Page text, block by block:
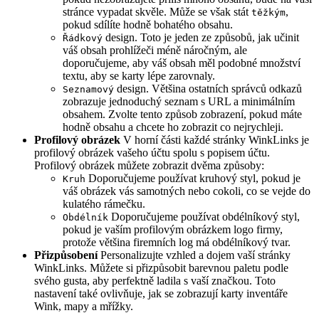
stránce vypadat skvěle. Může se však stát těžkým,
pokud sdílíte hodně bohatého obsahu.
Řádkový design. Toto je jeden ze způsobů, jak učinit
váš obsah prohlížeči méně náročným, ale
doporučujeme, aby váš obsah měl podobné množství
textu, aby se karty lépe zarovnaly.
Seznamový design. Většina ostatních správců odkazů
zobrazuje jednoduchý seznam s URL a minimálním
obsahem. Zvolte tento způsob zobrazení, pokud máte
hodně obsahu a chcete ho zobrazit co nejrychleji.
Profilový obrázek V horní části každé stránky WinkLinks je
profilový obrázek vašeho účtu spolu s popisem účtu.
Profilový obrázek můžete zobrazit dvěma způsoby:
Kruh Doporučujeme používat kruhový styl, pokud je
váš obrázek vás samotných nebo cokoli, co se vejde do
kulatého rámečku.
Obdélník Doporučujeme používat obdélníkový styl,
pokud je vaším profilovým obrázkem logo firmy,
protože většina firemních log má obdélníkový tvar.
PřizpůsobeníPersonalizujte vzhled a dojem vaší stránky
WinkLinks. Můžete si přizpůsobit barevnou paletu podle
svého gusta, aby perfektně ladila s vaší značkou. Toto
nastavení také ovlivňuje, jak se zobrazují karty inventáře
Wink, mapy a mřížky.